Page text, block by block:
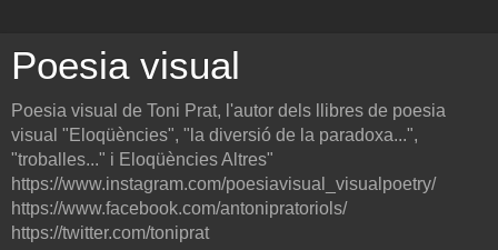
Poesia visual
Poesia visual de Toni Prat, l'autor dels llibres de poesia
visual "Eloqüències", "la diversió de la paradoxa...",
"troballes..." i Eloqüències Altres"
https://www.instagram.com/poesiavisual_visualpoetry/
https://www.facebook.com/antonipratoriols/
https://twitter.com/toniprat